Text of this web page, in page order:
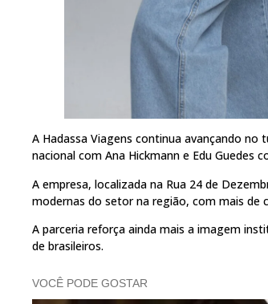
A Hadassa Viagens continua avançando
nacional com Ana Hickmann e Edu Guedes
A empresa, localizada na Rua 24 de
modernas do setor na região, com mais de
A parceria reforça ainda mais a imagem
de brasileiros.